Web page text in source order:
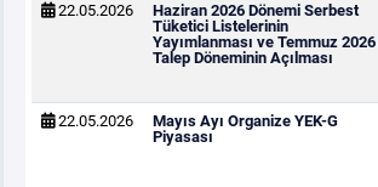
22.05.2026
Haziran 2026 Dönemi Serbest
Tüketici Listelerinin
Yayımlanması ve Temmuz 2026
Talep Döneminin Açılması
22.05.2026
Mayıs Ayı Organize YEK-G
Piyasası